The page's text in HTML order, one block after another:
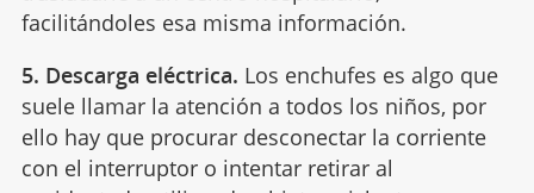
facilitándoles esa misma información.
5. Descarga eléctrica. Los enchufes es algo que
suele llamar la atención a todos los niños, por
ello hay que procurar desconectar la corriente
con el interruptor o intentar retirar al